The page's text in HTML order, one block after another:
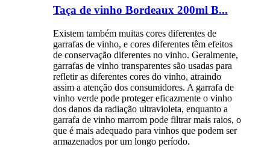
Taça de vinho Bordeaux 200ml B...
Existem também muitas cores diferentes de
garrafas de vinho, e cores diferentes têm efeitos
de conservação diferentes no vinho. Geralmente,
garrafas de vinho transparentes são usadas para
refletir as diferentes cores do vinho, atraindo
assim a atenção dos consumidores. A garrafa de
vinho verde pode proteger eficazmente o vinho
dos danos da radiação ultravioleta, enquanto a
garrafa de vinho marrom pode filtrar mais raios, o
que é mais adequado para vinhos que podem ser
armazenados por um longo período.